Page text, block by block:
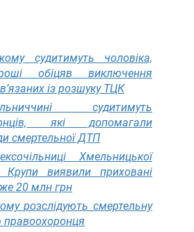
судитимуть чоловіка,
обіцяв виключення
із розшуку ТЦК
судитимуть
які допомагали
смертельної ДТП
Хмельницької
виявили приховані
20 млн грн
розслідують смертельну